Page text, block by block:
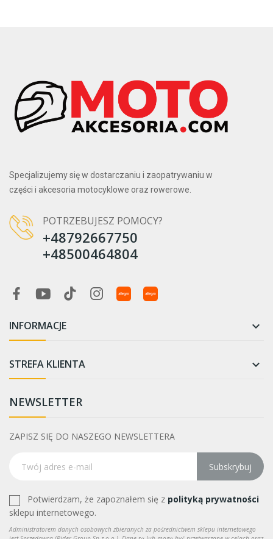
Specjalizujemy się w dostarczaniu i zaopatrywaniu w
części i akcesoria motocyklowe oraz rowerowe.
POTRZEBUJESZ POMOCY?
+48792667750
+48500464804
INFORMACJE 
STREFA KLIENTA 
NEWSLETTER
ZAPISZ SIĘ DO NASZEGO NEWSLETTERA
Subskrybuj
Potwierdzam, że zapoznałem się z polityką prywatności
sklepu internetowego.
Administratorem danych osobowych zbieranych za pośrednictwem sklepu internetowego